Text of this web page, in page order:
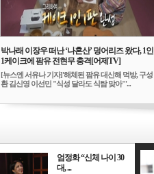
박나래 이장우 떠난 ‘나혼산’ 덩어리즈 왔다, 1인
1케이크에 팜유 전현무 충격[어제TV]
[뉴스엔 서유나 기자]'해체된 팜유 대신해 먹방, 구성
환 김신영 이선민 "식성 달라도 식탐 맞아"'...
엄정화 “신체 나이 30
대, ...